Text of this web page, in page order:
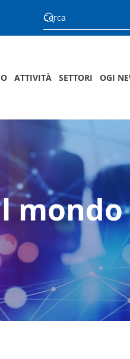
ATTIVITÀ SETTORI OGI